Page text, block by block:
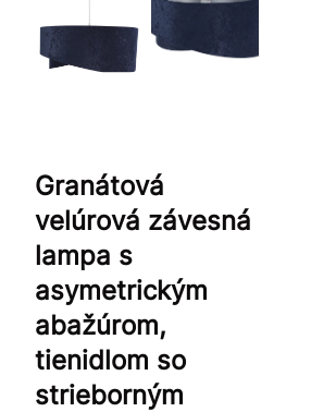
Granátová
velúrová závesná
lampa s
asymetrickým
abažúrom,
tienidlom so
strieborným